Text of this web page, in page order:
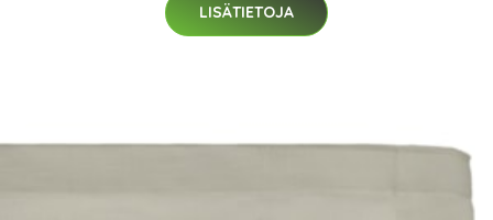
LISÄTIETOJA